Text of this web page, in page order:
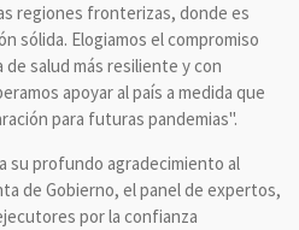
regiones fronterizas, donde es
sólida. Elogiamos el compromiso
salud más resiliente y con
apoyar al país a medida que
para futuras pandemias".
su profundo agradecimiento al
de Gobierno, el panel de expertos,
por la confianza